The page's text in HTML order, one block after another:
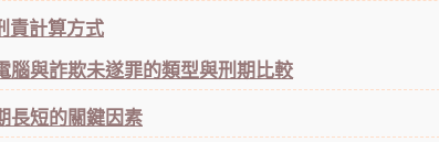
責計算方式
腦與詐欺未遂罪的類型與刑期比較
長短的關鍵因素